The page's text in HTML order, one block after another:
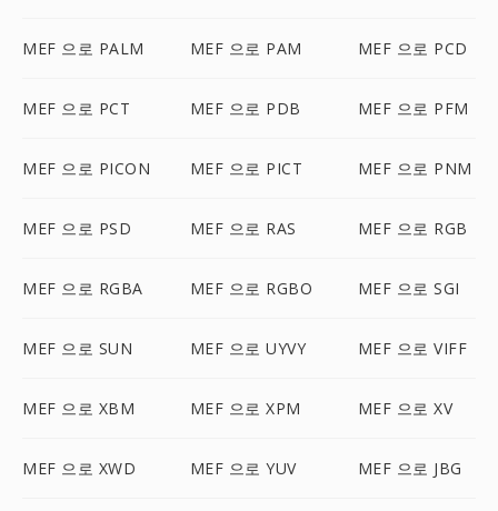
MEF 으로 PALM MEF 으로 PAM MEF 으로 PCD
MEF 으로 PCT MEF 으로 PDB MEF 으로 PFM
MEF 으로 PICON MEF 으로 PICT MEF 으로 PNM
MEF 으로 PSD MEF 으로 RAS MEF 으로 RGB
MEF 으로 RGBA MEF 으로 RGBO MEF 으로 SGI
MEF 으로 SUN MEF 으로 UYVY MEF 으로 VIFF
MEF 으로 XBM MEF 으로 XPM MEF 으로 XV
MEF 으로 XWD MEF 으로 YUV MEF 으로 JBG